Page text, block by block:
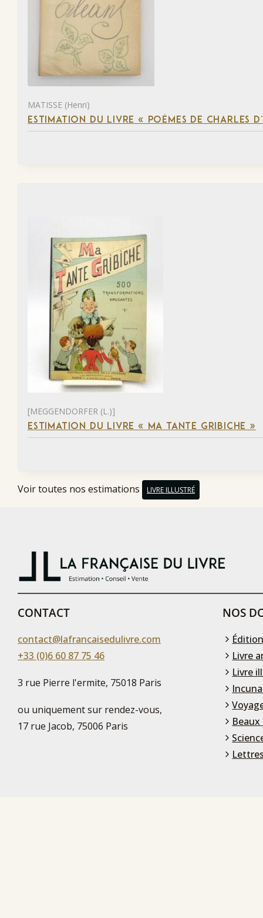
MATISSE (Henri)
ESTIMATION DU LIVRE « POÈMES DE CHARLES
[MEGGENDORFER (L.)]
ESTIMATION DU LIVRE « MA TANTE GRIBICHE »
Voir toutes nos estimations LIVRE ILLUSTRÉ
CONTACT
contact@lafrancaisedulivre.com
+33 (0)6 60 87 75 46
3 rue Pierre l'ermite, 75018 Paris
ou uniquement sur rendez-vous,
17 rue Jacob, 75006 Paris
NOS
Livre
Livre